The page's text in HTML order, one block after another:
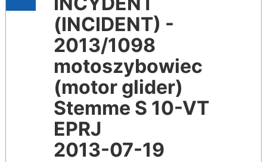
(INCIDENT) -
2013/1098
motoszybowiec
(motor glider)
Stemme S 10-VT
EPRJ
2013-07-19